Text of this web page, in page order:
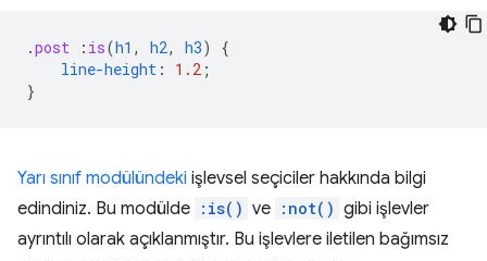
.post : is(h1 , h2, h3)
{
line-height : 1.2 ;
}
Yarı sınıf modülündeki işlevsel seçiciler hakkında bilgi
edindiniz. Bu modülde :is() ve :not() gibi işlevler
ayrıntılı olarak açıklanmıştır. Bu işlevlere iletilen bağımsız